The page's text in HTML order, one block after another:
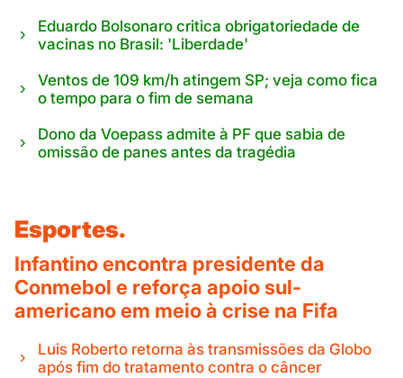
Eduardo Bolsonaro critica obrigatoriedade de
vacinas no Brasil: 'Liberdade'
Ventos de 109 km/h atingem SP; veja como fica
o tempo para o fim de semana
Dono da Voepass admite à PF que sabia de
omissão de panes antes da tragédia
Esportes.
Infantino encontra presidente da
Conmebol e reforça apoio sul-
americano em meio à crise na Fifa
Luis Roberto retorna às transmissões da Globo
após fim do tratamento contra o câncer